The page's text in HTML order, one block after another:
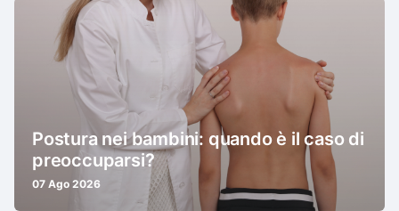
Postura nei bambini: quando è il caso di
preoccuparsi?
07 Ago 2026